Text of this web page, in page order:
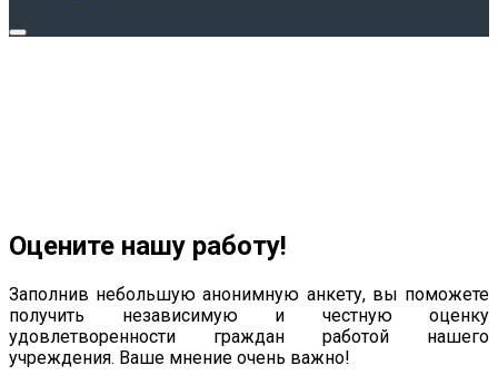
Оцените нашу работу!
Заполнив небольшую анонимную анкету, вы поможете
получить независимую и честную оценку
удовлетворенности граждан работой нашего
учреждения. Ваше мнение очень важно!